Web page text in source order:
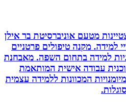
מטעם אוניברסיטת בר אילן
למידה. מקנה טיפולים פרטניים
למידה בתחום השפה. מאבחנת
עבודה אישית המותאמת
המכוונות ללמידה עצמית